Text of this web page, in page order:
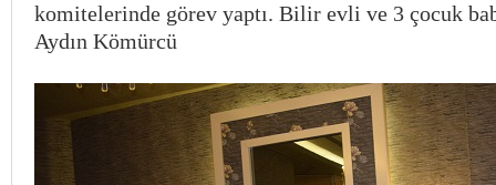
komitelerinde görev yaptı. Bilir evli ve 3 çocuk
Aydın Kömürcü